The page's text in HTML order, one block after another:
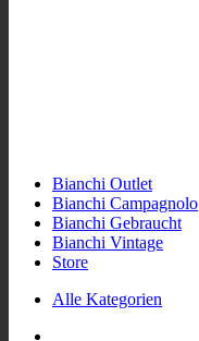
Bianchi Outlet
Bianchi Campagnolo
Bianchi Gebraucht
Bianchi Vintage
Store
Alle Kategorien